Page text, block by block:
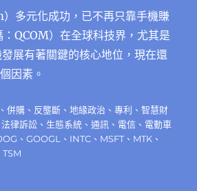
多元化成功，已不再只靠手機賺
QCOM）在全球科技界，尤其是
展有著關鍵的核心地位，現在還
因素。
、併購 、 反壟斷 、地緣政治 、專利 、智慧財
法律訴訟 、 生態系統 、通訊 、 電信 、 電動車
、GOOGL 、 INTC 、 MSFT、 MTK 、
TSM